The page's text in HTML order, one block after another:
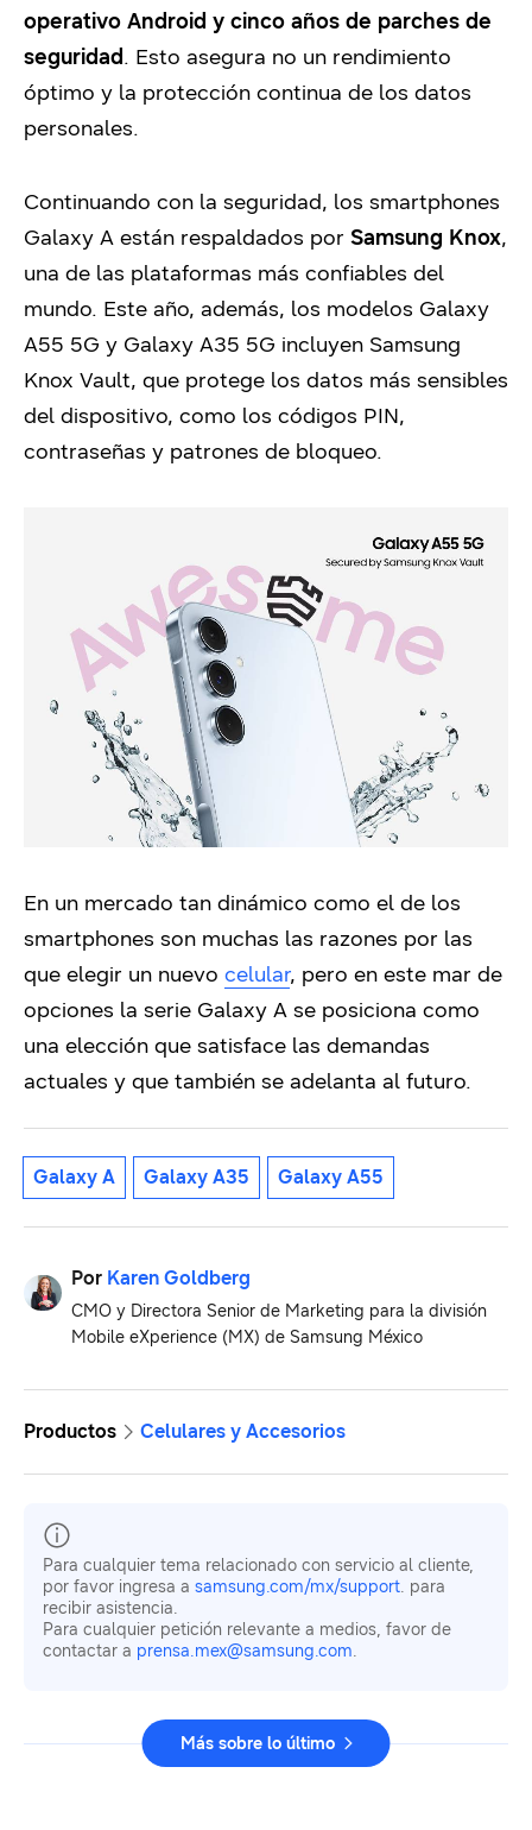
operativo Android y cinco años de parches de
seguridad. Esto asegura no un rendimiento
óptimo y la protección continua de los datos
personales.
Continuando con la seguridad, los smartphones
Galaxy A están respaldados por Samsung Knox,
una de las plataformas más confiables del
mundo. Este año, además, los modelos Galaxy
A55 5G y Galaxy A35 5G incluyen Samsung
Knox Vault, que protege los datos más sensibles
del dispositivo, como los códigos PIN,
contraseñas y patrones de bloqueo.
En un mercado tan dinámico como el de los
smartphones son muchas las razones por las
que elegir un nuevo celular, pero en este mar de
opciones la serie Galaxy A se posiciona como
una elección que satisface las demandas
actuales y que también se adelanta al futuro.
Galaxy A Galaxy A35 Galaxy A55
Por Karen Goldberg
CMO y Directora Senior de Marketing para la división
Mobile eXperience (MX) de Samsung México
Productos Celulares y Accesorios
Para cualquier tema relacionado con servicio al cliente,
por favor ingresa a samsung.com/mx/support. para
recibir asistencia.
Para cualquier petición relevante a medios, favor de
contactar a prensa.mex@samsung.com.
Más sobre lo último